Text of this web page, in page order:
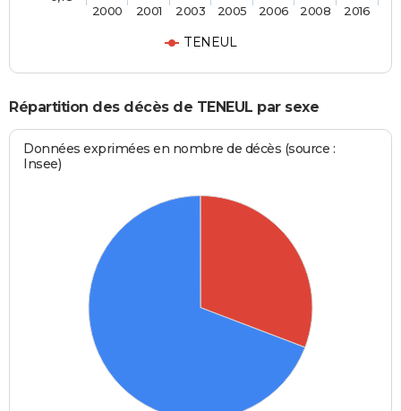
TENEUL
2000 2001 2003 2005 2006 2008 2016
Répartition des décès de TENEUL par sexe
Données exprimées en nombre de décès (source :
Insee)